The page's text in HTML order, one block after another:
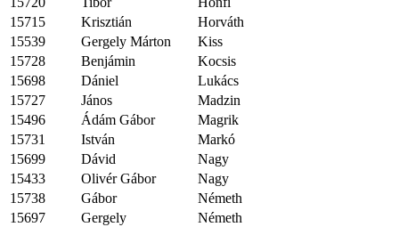
15715
Krisztián
Horváth
15539
Gergely Márton
Kiss
15728
Benjámin
Kocsis
15698
Dániel
Lukács
15727
János
Madzin
15496
Ádám Gábor
Magrik
15731
István
Markó
15699
Dávid
Nagy
15433
Olivér Gábor
Nagy
15738
Gábor
Németh
15697
Gergely
Németh